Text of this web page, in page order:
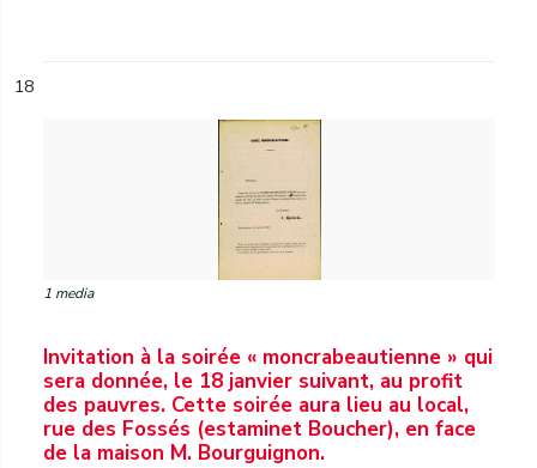
18
1 media
Invitation à la soirée « moncrabeautienne » qui
sera donnée, le 18 janvier suivant, au profit
des pauvres. Cette soirée aura lieu au local,
rue des Fossés (estaminet Boucher), en face
de la maison M. Bourguignon.